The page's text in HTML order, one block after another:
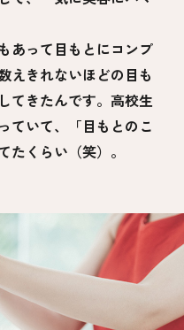
あって目もとにコンプ
えきれないほどの目も
てきたんです。高校生
ていて、「目もとのこ
たくらい（笑）。